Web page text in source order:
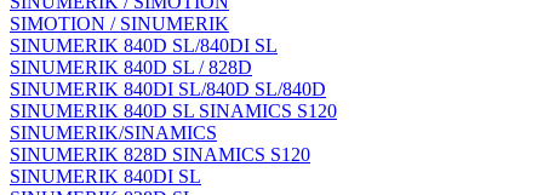
SIMOTION / SINUMERIK
SINUMERIK 840D SL/840DI SL
SINUMERIK 840D SL / 828D
SINUMERIK 840DI SL/840D SL/840D
SINUMERIK 840D SL SINAMICS S120
SINUMERIK/SINAMICS
SINUMERIK 828D SINAMICS S120
SINUMERIK 840DI SL